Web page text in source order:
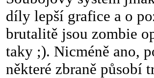
díly lepší grafice a o
brutalitě jsou zombie
taky ;). Nicméně ano,
některé zbraně působí